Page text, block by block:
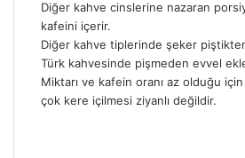
Diğer kahve cinslerine nazaran
kafeini içerir.
Diğer kahve tiplerinde şeker
Türk kahvesinde pişmeden evvel
Miktarı ve kafein oranı az olduğu
çok kere içilmesi ziyanlı değildir.